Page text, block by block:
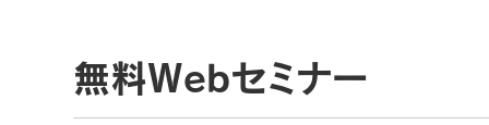
無料Webセミナー